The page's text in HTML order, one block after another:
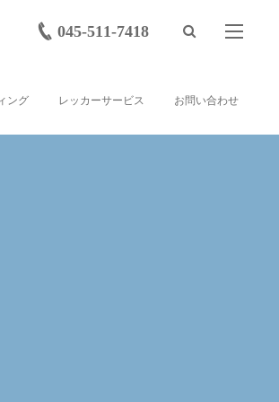
045-511-7418
ング レッカーサービス お問い合わせ